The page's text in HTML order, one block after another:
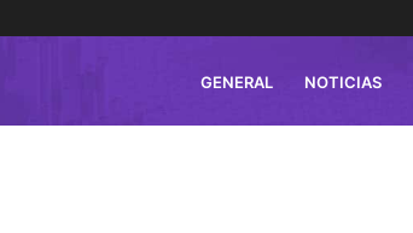
GENERAL NOTICIAS